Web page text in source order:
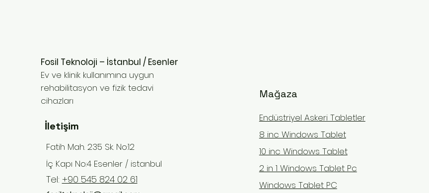
Fosil Teknoloji – İstanbul / Esenler
Ev ve klinik kullanımına uygun
rehabilitasyon ve fizik tedavi
cihazları
İletişim
Fatih Mah. 235 Sk. No:12
İç Kapı No:4 Esenler / istanbul
Tel: +90 545 824 02 61
Mağaza
Endüstriyel Askeri Tabletler
8 inc Windows Tablet
10 inc Windows Tablet
2 in 1 Windows Tablet Pc
Windows Tablet PC